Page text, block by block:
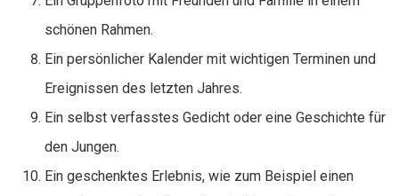
schönen Rahmen.
Ein persönlicher Kalender mit wichtigen Terminen und
Ereignissen des letzten Jahres.
Ein selbst verfasstes Gedicht oder eine Geschichte für
den Jungen.
Ein geschenktes Erlebnis, wie zum Beispiel einen